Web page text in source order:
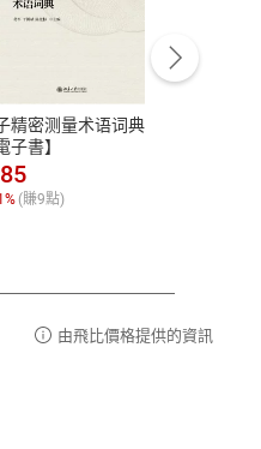
12:00、
例假日休息)
精密测量术语词典
子書】
% (賺9點)
由飛比價格提供的資訊